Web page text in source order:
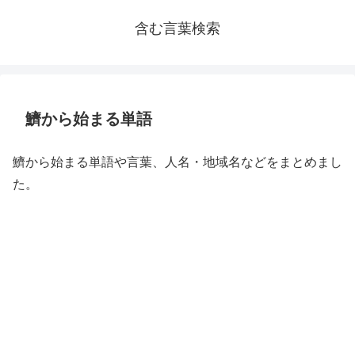
含む言葉検索
鱭から始まる単語
鱭から始まる単語や言葉、人名・地域名などをまとめまし
た。